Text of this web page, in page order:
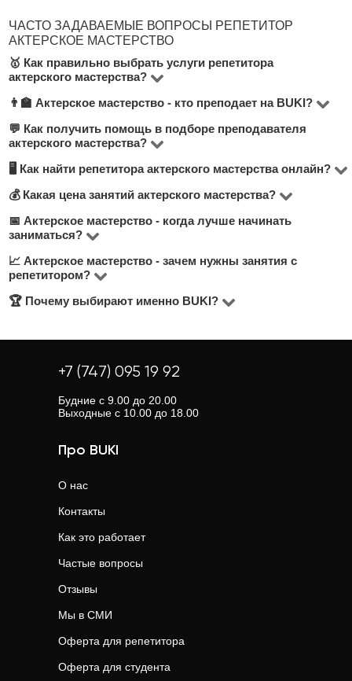
ЧАСТО ЗАДАВАЕМЫЕ ВОПРОСЫ РЕПЕТИТОР
АКТЕРСКОЕ МАСТЕРСТВО
🥇 Как правильно выбрать услуги репетитора
актерского мастерства?
В категории Актерское мастерство на платформе
BUKI представлено 6 анкет. При выборе
преподавателя актерского мастерства обратите
внимание на цену занятий, количество
положительных отзывов, формат (онлайн или
👨‍🏫 Актерское мастерство - кто преподает на BUKI?
У нас вы найдёте опытных педагогов,
преподавателей вузов, студентов топовых
университетов и практиков. Каждая анкета проходит
модерацию, что гарантирует качество.
💬 Как получить помощь в подборе преподавателя
актерского мастерства?
Вы можете оставить заявку или написать в чат. Наши
менеджеры помогут выбрать подходящего
🖥 Как найти репетитора актерского мастерства онлайн?
Перейдите в разделАктерское мастерство онлайн
чтобы увидеть преподавателей, которые проводят
занятия дистанционно. Онлайн — это удобно,
эффективно и часто дешевле.
💰 Какая цена занятий актерского мастерства?
Стоимость колеблется от 6000 до 4000 тнг/час. Всё
зависит от уровня подготовки, опыта преподавателя
и формата занятий. Более 60% учеников выбирают
📅 Актерское мастерство - когда лучше начинать
заниматься?
Чем раньше — тем лучше. Регулярные занятия 1–2
раза в неделю с опытным репетитором дают
стабильный рост и уверенность в знаниях.
📈 Актерское мастерство - зачем нужны занятия с
репетитором?
Преподаватель поможет понять материал, улучшить
и результат.
🏆 Почему выбирают именно BUKI?
Прямой контакт, открытые рейтинги, проверенные
результата.
+7 (747) 095 19 92
Будние с 9.00 до 20.00
Выходные с 10.00 до 18.00
Про BUKI
О нас
Контакты
Как это работает
Частые вопросы
Отзывы
Мы в СМИ
Оферта для репетитора
Оферта для студента